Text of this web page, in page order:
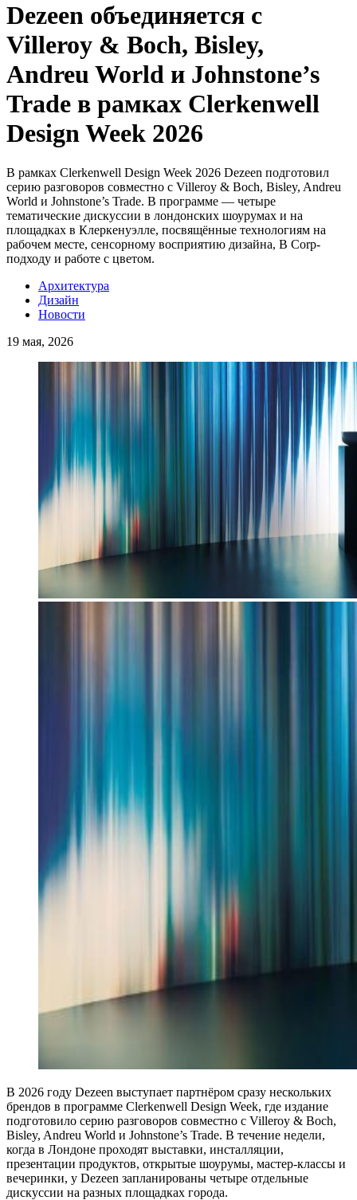
Dezeen объединяется с
Villeroy & Boch, Bisley,
Andreu World и Johnstone’s
Trade в рамках Clerkenwell
Design Week 2026
В рамках Clerkenwell Design Week 2026 Dezeen подготовил
серию разговоров совместно с Villeroy & Boch, Bisley, Andreu
World и Johnstone’s Trade. В программе — четыре
тематические дискуссии в лондонских шоурумах и на
площадках в Клеркенуэлле, посвящённые технологиям на
рабочем месте, сенсорному восприятию дизайна, B Corp-
подходу и работе с цветом.
Архитектура
Дизайн
Новости
19 мая, 2026
В 2026 году Dezeen выступает партнёром сразу нескольких
брендов в программе Clerkenwell Design Week, где издание
подготовило серию разговоров совместно с Villeroy & Boch,
Bisley, Andreu World и Johnstone’s Trade. В течение недели,
когда в Лондоне проходят выставки, инсталляции,
презентации продуктов, открытые шоурумы, мастер-классы и
вечеринки, у Dezeen запланированы четыре отдельные
дискуссии на разных площадках города.